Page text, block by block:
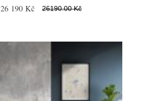
26 190 Kč 26190.00 Kč